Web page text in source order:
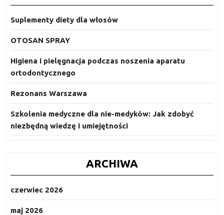
Suplementy diety dla włosów
OTOSAN SPRAY
Higiena i pielęgnacja podczas noszenia aparatu
ortodontycznego
Rezonans Warszawa
Szkolenia medyczne dla nie-medyków: Jak zdobyć
niezbędną wiedzę i umiejętności
ARCHIWA
czerwiec 2026
maj 2026